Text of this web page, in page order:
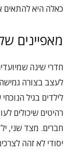
כאלה היא להתאים
מאפיינים
חדרי שינה
לעצב בצורה
לילדים בגיל
רהיטים שיכולים
חברים. מצד שני,
יסודי לא זהה